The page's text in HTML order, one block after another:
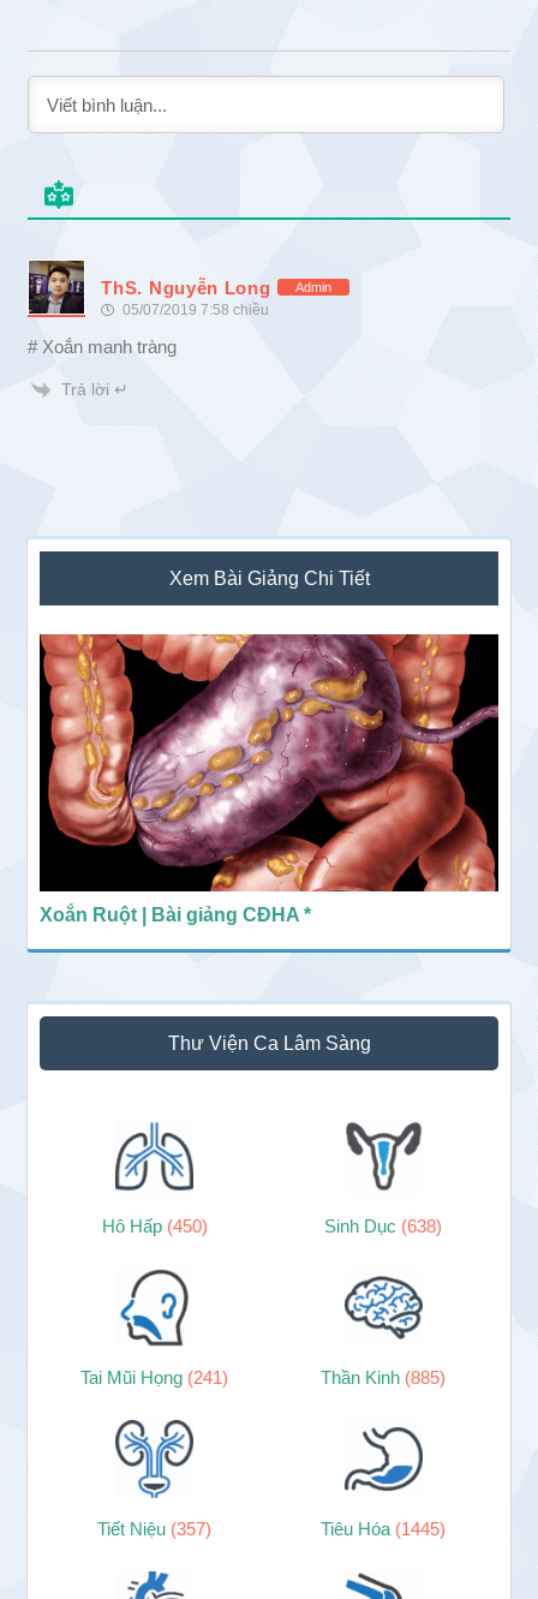
ThS. Nguyễn Long Admin
05/07/2019 7:58 chiều
# Xoắn manh tràng
Trả lời ↵
Sidebar
chính
Xem Bài Giảng Chi Tiết
Xoắn Ruột | Bài giảng CĐHA *
Thư Viện Ca Lâm Sàng
Hô Hấp (450) Sinh Dục (638)
Tai Mũi Họng (241) Thần Kinh (885)
Tiết Niệu (357) Tiêu Hóa (1445)